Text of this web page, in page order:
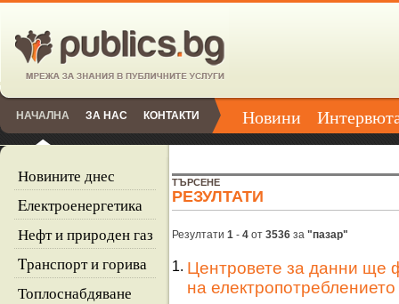
НАЧАЛНА ЗА НАС КОНТАКТИ Новини
Новините днес
Eлектроенергетика
Нефт и природен газ
Tранспорт и горива
Топлоснабдяване
ТЪРСЕНЕ
РЕЗУЛТАТИ
Резултати 1 - 4 от 3536 за "пазар"
1. Центровете за данни ще
на